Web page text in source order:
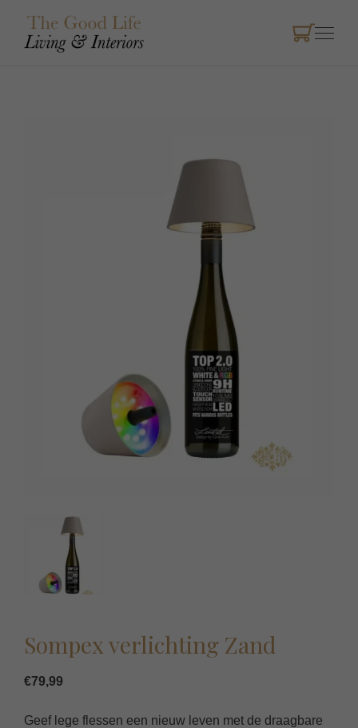
Sompex verlichting Zand
€79,99
Geef lege flessen een nieuw leven met de draagbare